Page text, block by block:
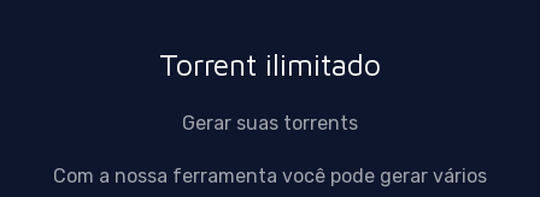
Torrent ilimitado
Gerar suas torrents
Com a nossa ferramenta você pode gerar vários